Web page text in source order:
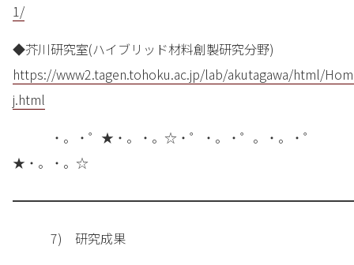
1/
◆芥川研究室(ハイブリッド材料創製研究分野)
https://www2.tagen.tohoku.ac.jp/lab/akutagawa/html/
j.html
・。・゜★・。・。☆・゜・。・゜。・。・゜
★・。・。☆
7) 研究成果